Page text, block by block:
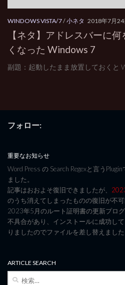
WINDOWS VISTA/7/小ネタ 2018年7月24
【ネタ】アドレスバーに
くなった Windows 7
副題：起動したまま放置しておくと
フォロー:
重要なお知らせ
Word Press の Search Regexと言う
ました。
記事はおおよそ復旧できましたが、
のうち消えてしまったものの復旧が不
2023年5月のルート証明書の更新プロ
不具合があり、インストールに成功し
りましたのでファイルを差し替えました
ARTICLE SEARCH
検